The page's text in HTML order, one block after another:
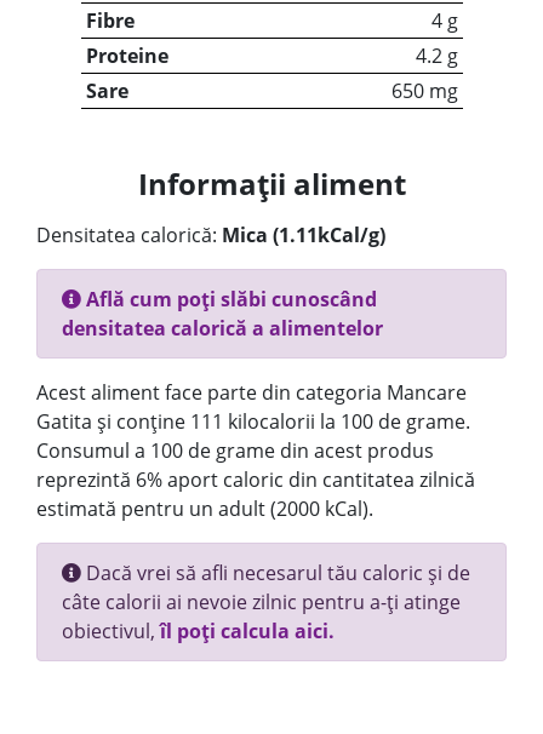
Fibre
4 g
Proteine
4.2 g
Sare
650 mg
Informații aliment
Densitatea calorică: Mica (1.11kCal/g)
Află cum poți slăbi cunoscând
densitatea calorică a alimentelor
Acest aliment face parte din categoria Mancare
Gatita și conține 111 kilocalorii la 100 de grame.
Consumul a 100 de grame din acest produs
reprezintă 6% aport caloric din cantitatea zilnică
estimată pentru un adult (2000 kCal).
Dacă vrei să afli necesarul tău caloric și de
câte calorii ai nevoie zilnic pentru a-ți atinge
obiectivul,îl poți calcula aici.